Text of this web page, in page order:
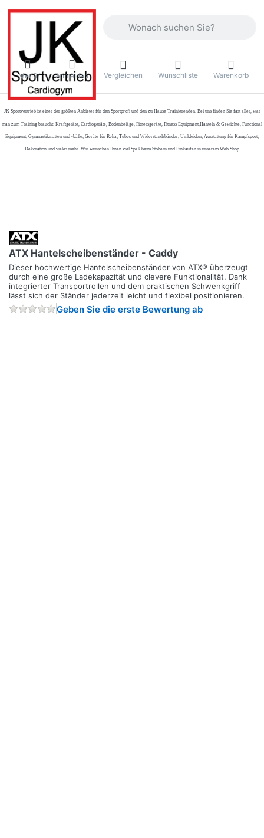
Menü Anmelden Vergleichen Wunschliste Warenkorb
JK Sportvertrieb ist einer der größten Anbieter für den Sportprofi und den zu Hause Trainierenden. Bei uns finden Sie fast alles, was
man zum Training braucht: Kraftgeräte, Cardiogeräte, Bodenbeläge, Fitnessgeräte, Fitness Equipment,Hanteln & Gewichte, Functional
Equipment, Gymnastikmatten und -bälle, Geräte für Reha, Tubes und Widerstandsbänder, Umkleiden, Ausstattung für Kampfsport,
Dekoration und vieles mehr. Wir wünschen Ihnen viel Spaß beim Stöbern und Einkaufen in unserem Web Shop
ATX Hantelscheibenständer - Caddy
Dieser hochwertige Hantelscheibenständer von ATX® überzeugt
durch eine große Ladekapazität und clevere Funktionalität. Dank
integrierter Transportrollen und dem praktischen Schwenkgriff
lässt sich der Ständer jederzeit leicht und flexibel positionieren.
Geben Sie die erste Bewertung ab